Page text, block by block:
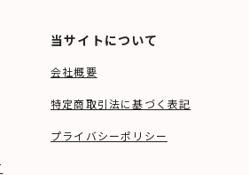
バイスルー］、［ネットワーク/Bluetoothスタ
） 430 x 156 x 331 mm
ォン、キャリブレーションマイクスタンド、FM
とがあります2 対応のソニーのワイヤレススピ
当サイトについて
会社概要
特定商取引法に基づく表記
プライバシーポリシー